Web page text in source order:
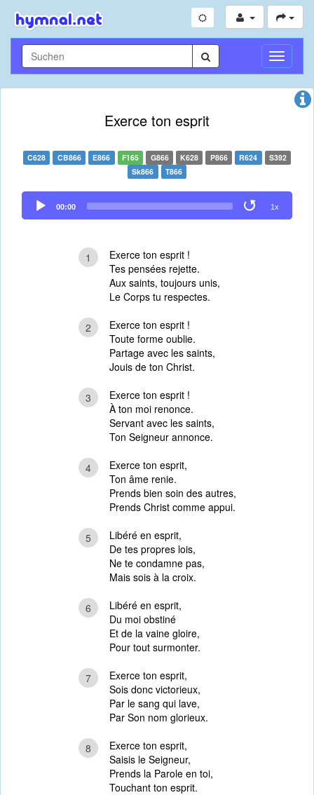
Exerce ton esprit
C628 CB866 E866 F165 G866 K628 P866 R624
S392
Sk866
T866
Audio
Player
00:00 1x
1
Exerce ton esprit !
Tes pensées rejette.
Aux saints, toujours unis,
Le Corps tu respectes.
2
Exerce ton esprit !
Toute forme oublie.
Partage avec les saints,
Jouis de ton Christ.
3
Exerce ton esprit !
À ton moi renonce.
Servant avec les saints,
Ton Seigneur annonce.
4
Exerce ton esprit,
Ton âme renie.
Prends bien soin des autres,
Prends Christ comme appui.
5
Libéré en esprit,
De tes propres lois,
Ne te condamne pas,
Mais sois à la croix.
6
Libéré en esprit,
Du moi obstiné
Et de la vaine gloire,
Pour tout surmonter.
7
Exerce ton esprit,
Sois donc victorieux,
Par le sang qui lave,
Par Son nom glorieux.
8
Exerce ton esprit,
Saisis le Seigneur,
Prends la Parole en toi,
Touchant ton esprit.